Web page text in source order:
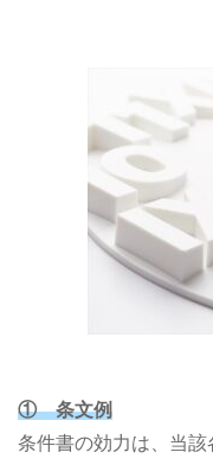
① 条文例
条件書の効力は、当